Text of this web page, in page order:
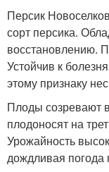
Персик
сорт персика.
восстановлению.
Устойчив к
этому признаку
Плоды созревают
плодоносят на
Урожайность
дождливая погода